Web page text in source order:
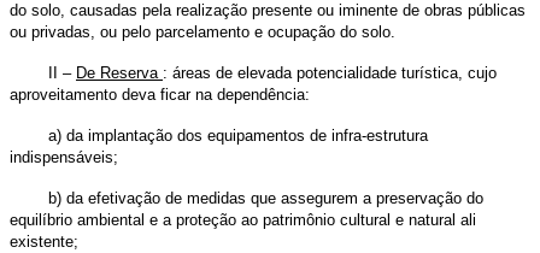
do solo, causadas pela realização presente ou iminente de obras públicas
ou privadas, ou pelo parcelamento e ocupação do solo.
II – De Reserva : áreas de elevada potencialidade turística, cujo
aproveitamento deva ficar na dependência:
a) da implantação dos equipamentos de infra-estrutura
indispensáveis;
b) da efetivação de medidas que assegurem a preservação do
equilíbrio ambiental e a proteção ao patrimônio cultural e natural ali
existente;